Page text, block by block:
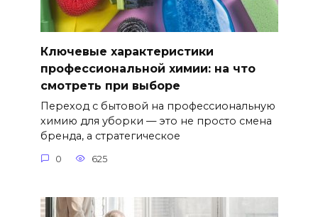
Ключевые характеристики
профессиональной химии: на что
смотреть при выборе
Переход с бытовой на профессиональную
химию для уборки — это не просто смена
бренда, а стратегическое
0 625